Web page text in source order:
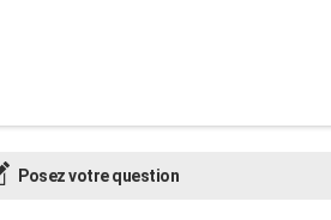
Posez votre question